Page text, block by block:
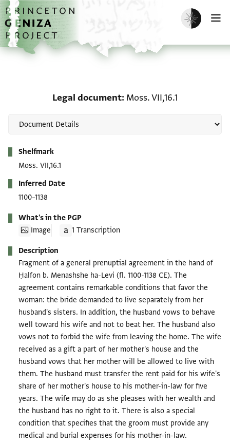
Skip to main content
home
Enable dark
Legal document Moss. VII,16.1
Shelfmark
Moss. VII,16.1
Inferred Date
1100–1138
What's in the PGP
Image
1 Transcription
Description
Fragment of a general prenuptial agreement in the hand of
Ḥalfon b. Menashshe ha-Levi (fl. 1100-1138 CE). The
agreement contains remarkable conditions that favor the
woman: the bride demanded to live separately from her
husband's sisters. In addition, the husband vows to behave
well toward his wife and not to beat her. The husband also
vows not to forbid the wife from leaving the home. The wife
received as a gift a part of her mother's house and the
husband vows that her mother will be allowed to live with
them. The husband must transfer the rent paid for his wife's
share of her mother's house to his mother-in-law for five
years. The wife may do as she pleases with her wealth and
the husband has no right to it. There is also a special
condition that specifies that the groom must provide any
medical and burial expenses for his mother-in-law.